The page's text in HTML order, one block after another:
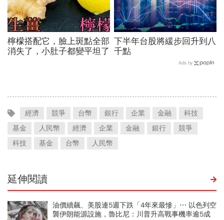
檸檬搭配它，臉上斑點全部
消失了，小肚子都變平坦了
下半年台股將緩步回升到八
千點
Ads by
經濟 競爭 台幣 銀行 企業 金融
科技
基金
人民幣 經濟 企業 金融 銀行
競爭
科技
基金 台幣 人民幣
延伸閱讀
油價續飆、美股連5週下跌「4年來最慘」⋯ 以色列空
襲伊朗能源設施，魯比尼：川普升高戰事機率逾5成